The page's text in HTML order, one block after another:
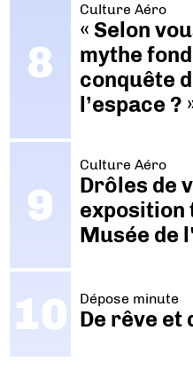
Culture Aéro
« Selon
mythe
conquête
l’espace ?
Culture Aéro
Drôles de
exposition
Musée de
Dépose minute
De rêve et